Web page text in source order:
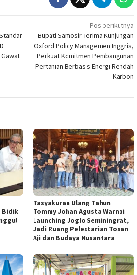
Pos berikutnya
Bupati Samosir Terima Kunjungan
Oxford Policy Managemen Inggris,
Perkuat Komitmen Pembangunan
Pertanian Berbasis Energi Rendah
Karbon
Bidik
Tasyakuran Ulang Tahun
Tommy Johan Agusta Warnai
Launching Joglo Seminingrat,
Jadi Ruang Pelestarian Tosan
Aji dan Budaya Nusantara